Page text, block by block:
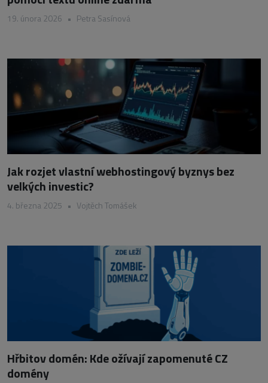
19. února 2026 • Petra Sasínová
Jak rozjet vlastní webhostingový byznys bez
velkých investic?
4. března 2025 • Vojtěch Tomášek
Hřbitov domén: Kde ožívají zapomenuté CZ
domény